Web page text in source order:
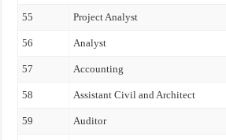
55 Project Analyst
56 Analyst
57 Accounting
58 Assistant Civil and Architect
59 Auditor